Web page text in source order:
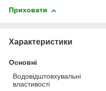
Приховати
Характеристики
Основні
Водовідштовхувальні
властивості